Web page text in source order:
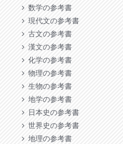
数学の参考書
現代文の参考書
古文の参考書
漢文の参考書
化学の参考書
物理の参考書
生物の参考書
地学の参考書
日本史の参考書
世界史の参考書
地理の参考書